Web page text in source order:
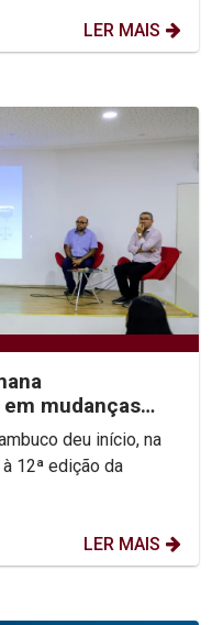
LER MAIS
mudanças
deu início, na
12ª edição da
LER MAIS